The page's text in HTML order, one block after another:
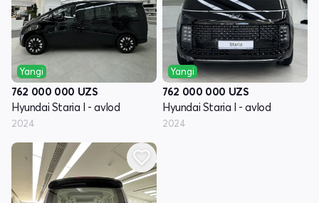
Yangi
762 000 000 UZS
Hyundai Staria I - avlod
2024
Yangi
762 000 000 UZS
Hyundai Staria I - avlod
2024